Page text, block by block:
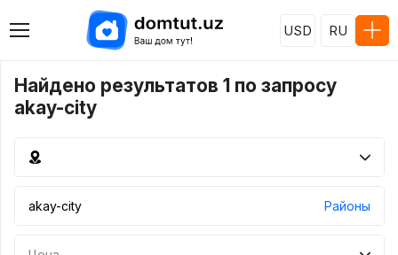
USD RU
Найдено результатов 1 по запросу
akay-city
Районы